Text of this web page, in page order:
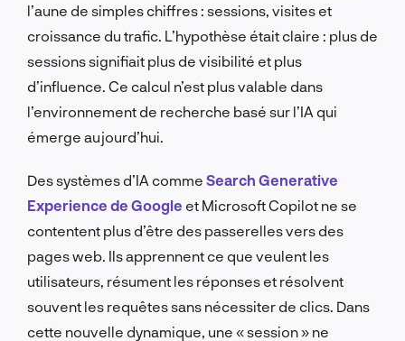
l’aune de simples chiffres : sessions, visites et
croissance du trafic. L’hypothèse était claire : plus de
sessions signifiait plus de visibilité et plus
d’influence. Ce calcul n’est plus valable dans
l’environnement de recherche basé sur l’IA qui
émerge aujourd’hui.
Des systèmes d’IA comme Search Generative
Experience de Google et Microsoft Copilot ne se
contentent plus d’être des passerelles vers des
pages web. Ils apprennent ce que veulent les
utilisateurs, résument les réponses et résolvent
souvent les requêtes sans nécessiter de clics. Dans
cette nouvelle dynamique, une « session » ne